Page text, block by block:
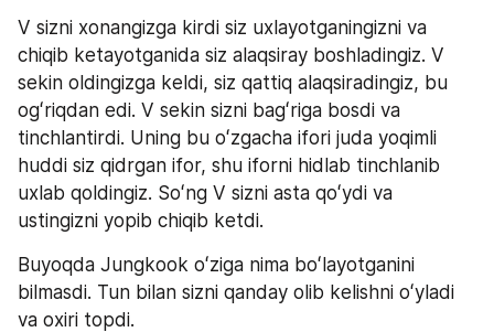
V sizni xonangizga kirdi siz uxlayotganingizni va
chiqib ketayotganida siz alaqsiray boshladingiz. V
sekin oldingizga keldi, siz qattiq alaqsiradingiz, bu
ogʻriqdan edi. V sekin sizni bagʻriga bosdi va
tinchlantirdi. Uning bu oʻzgacha ifori juda yoqimli
huddi siz qidrgan ifor, shu iforni hidlab tinchlanib
uxlab qoldingiz. Soʻng V sizni asta qoʻydi va
ustingizni yopib chiqib ketdi.
Buyoqda Jungkook oʻziga nima boʻlayotganini
bilmasdi. Tun bilan sizni qanday olib kelishni oʻyladi
va oxiri topdi.